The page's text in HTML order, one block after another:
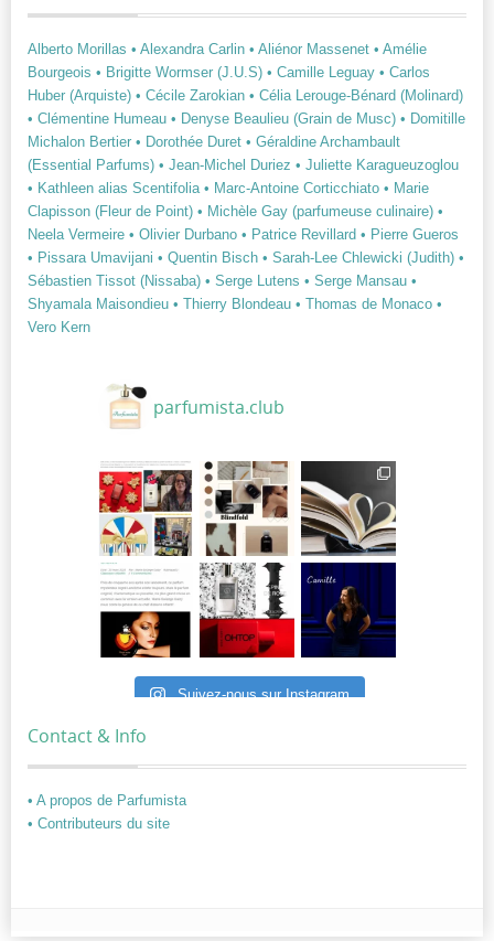
Alberto Morillas • Alexandra Carlin • Aliénor Massenet • Amélie
Bourgeois • Brigitte Wormser (J.U.S) • Camille Leguay • Carlos
Huber (Arquiste) • Cécile Zarokian • Célia Lerouge-Bénard (Molinard)
• Clémentine Humeau • Denyse Beaulieu (Grain de Musc) • Domitille
Michalon Bertier • Dorothée Duret • Géraldine Archambault
(Essential Parfums) • Jean-Michel Duriez • Juliette Karagueuzoglou
• Kathleen alias Scentifolia • Marc-Antoine Corticchiato • Marie
Clapisson (Fleur de Point) • Michèle Gay (parfumeuse culinaire) •
Neela Vermeire • Olivier Durbano • Patrice Revillard • Pierre Gueros
• Pissara Umavijani • Quentin Bisch • Sarah-Lee Chlewicki (Judith) •
Sébastien Tissot (Nissaba) • Serge Lutens • Serge Mansau •
Shyamala Maisondieu • Thierry Blondeau • Thomas de Monaco •
Vero Kern
parfumista.club
Suivez-nous sur Instagram
Contact & Info
• A propos de Parfumista
• Contributeurs du site